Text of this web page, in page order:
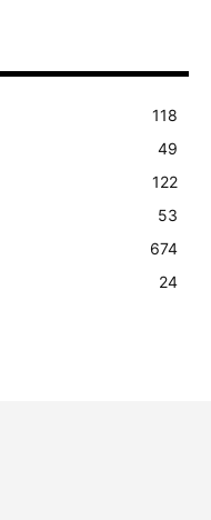
118
49
122
53
674
24